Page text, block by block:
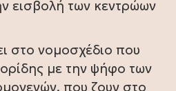
εισβολή των κεντρώων
στο νομοσχέδιο που
με την ψήφο των
που ζουν στο